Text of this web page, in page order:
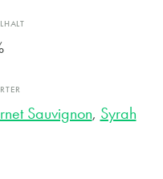
Sauvignon, Syrah